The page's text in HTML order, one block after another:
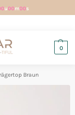
u00m00s
0
Braun